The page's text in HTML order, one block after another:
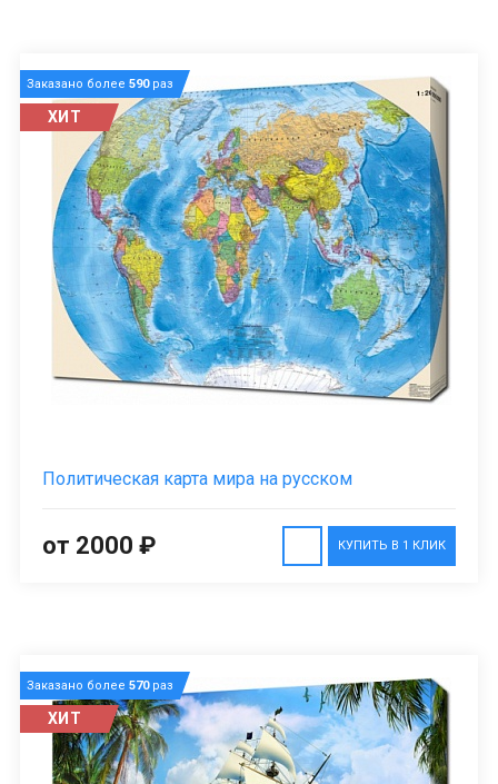
Заказано более 590раз
ХИТ
Политическая карта мира на русском
КУПИТЬ В 1 КЛИК
от 2000 ₽
Заказано более 570раз
ХИТ